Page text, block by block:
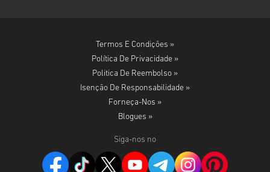
Termos E Condições »
Política De Privacidade »
Politica De Reembolso »
Isenção De Responsabilidade »
Forneça-Nos »
Blogues »
Siga-nos no